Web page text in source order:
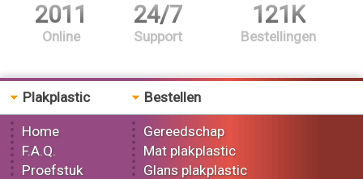
2011
Online
24/7
Support
121K
Bestellingen
Plakplastic
Home
F.A.Q.
Proefstuk
Bestellen
Gereedschap
Mat plakplastic
Glans plakplastic